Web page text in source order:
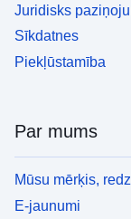
Juridisks
Sīkdatnes
Piekļūstamība
Par mums
Mūsu mērķis,
E-jaunumi